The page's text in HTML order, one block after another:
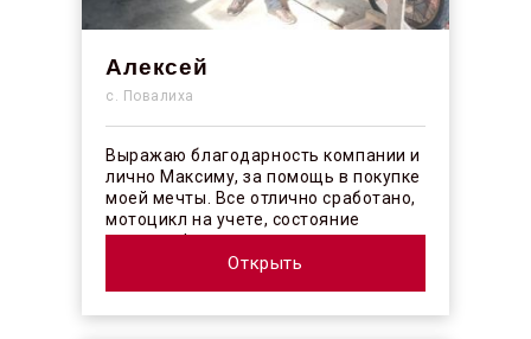
Алексей
с. Повалиха
Выражаю благодарность компании и
лично Максиму, за помощь в покупке
моей мечты. Все отлично сработано,
мотоцикл на учете, состояние
отличное! ...
Открыть